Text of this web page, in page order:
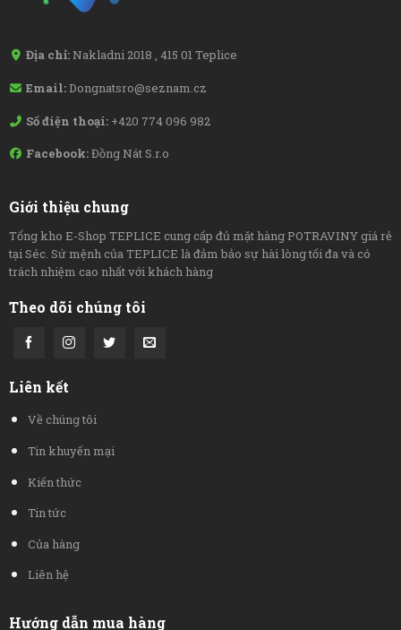
Địa chỉ: Nakladni 2018 , 415 01 Teplice
Email:Dongnatsro@seznam.cz
Số điện thoại: +420 774 096 982
Facebook:Đồng Nát S.r.o
Giới thiệu chung
Tổng kho E-Shop TEPLICE cung cấp đủ mặt hàng POTRAVINY giá rẻ
tại Séc. Sứ mệnh của TEPLICE là đảm bảo sự hài lòng tối đa và có
trách nhiệm cao nhất với khách hàng
Theo dõi chúng tôi
Liên kết
Về chúng tôi
Tin khuyến mại
Kiến thức
Tin tức
Của hàng
Liên hệ
Hướng dẫn mua hàng